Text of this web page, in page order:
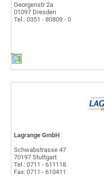
Georgenstr 2a
01097 Dresden
Tel.: 0351 - 80809 - 0
Lagrange GmbH
Schwabstrasse 47
70197 Stuttgart
Tel.: 0711 - 611118
Fax: 0711 - 610411